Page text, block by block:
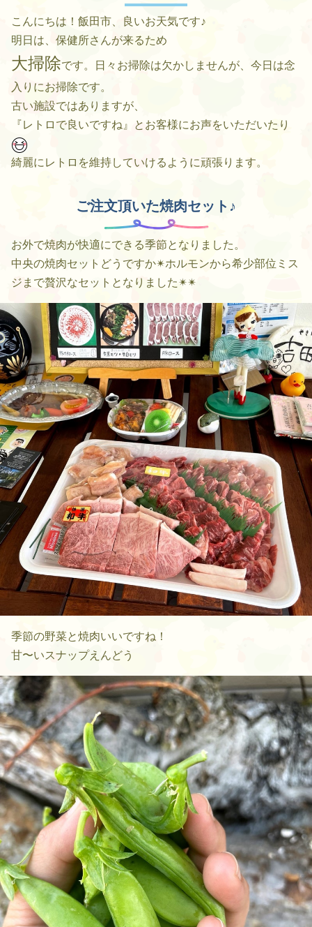
こんにちは！飯田市、良いお天気です♪
明日は、保健所さんが来るため
大掃除です。日々お掃除は欠かしませんが、今日は念
入りにお掃除です。
古い施設ではありますが、
『レトロで良いですね』とお客様にお声をいただいたり
綺麗にレトロを維持していけるように頑張ります。
ご注文頂いた焼肉セット♪
お外で焼肉が快適にできる季節となりました。
中央の焼肉セットどうですか✴︎ホルモンから希少部位ミス
ジまで贅沢なセットとなりました✴︎✴︎
季節の野菜と焼肉いいですね！
甘〜いスナップえんどう